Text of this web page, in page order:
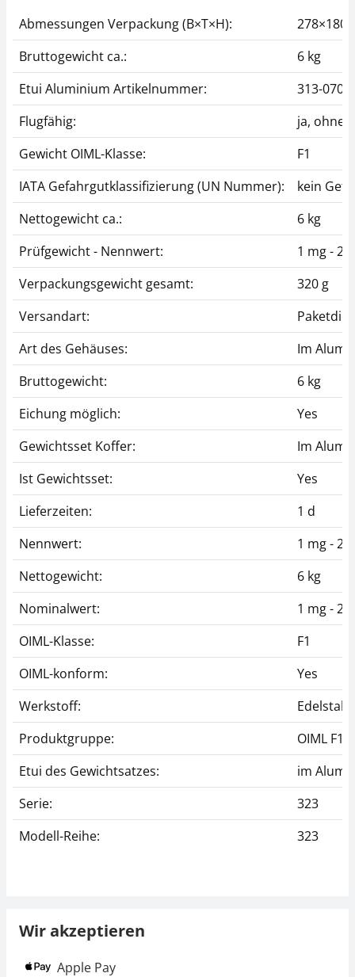
Abmessungen Verpackung (B×T×H):
Bruttogewicht ca.:
6 kg
Etui Aluminium Artikelnummer:
313-070-
Flugfähig:
ja, ohne
Gewicht OIML-Klasse:
F1
IATA Gefahrgutklassifizierung (UN Nummer):
kein
Nettogewicht ca.:
6 kg
Prüfgewicht - Nennwert:
1 mg - 2
Verpackungsgewicht gesamt:
320 g
Versandart:
Art des Gehäuses:
Im
Bruttogewicht:
6 kg
Eichung möglich:
Yes
Gewichtsset Koffer:
Im
Ist Gewichtsset:
Yes
Lieferzeiten:
1 d
Nennwert:
1 mg - 2
Nettogewicht:
6 kg
Nominalwert:
1 mg - 2
OIML-Klasse:
F1
OIML-konform:
Yes
Werkstoff:
Produktgruppe:
OIML F1
Etui des Gewichtsatzes:
im
Serie:
323
Modell-Reihe:
323
Wir akzeptieren
Apple Pay